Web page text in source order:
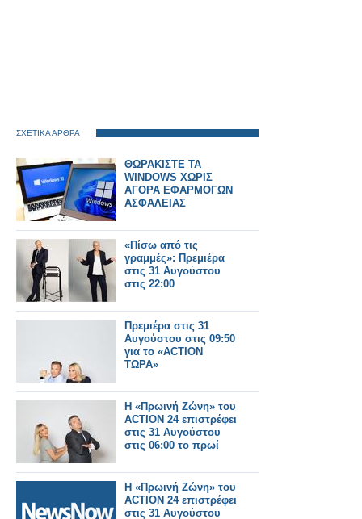
ΣΧΕΤΙΚΑ ΑΡΘΡΑ
ΘΩΡΑΚΙΣΤΕ ΤΑ
WINDOWS ΧΩΡΙΣ
ΑΓΟΡΑ ΕΦΑΡΜΟΓΩΝ
ΑΣΦΑΛΕΙΑΣ
«Πίσω από τις
γραμμές»: Πρεμιέρα
στις 31 Αυγούστου
στις 22:00
Πρεμιέρα στις 31
Αυγούστου στις 09:50
για το «ACTION
ΤΩΡΑ»
Η «Πρωινή Ζώνη» του
ACTION 24 επιστρέφει
στις 31 Αυγούστου
στις 06:00 το πρωί
Η «Πρωινή Ζώνη» του
ACTION 24 επιστρέφει
στις 31 Αυγούστου